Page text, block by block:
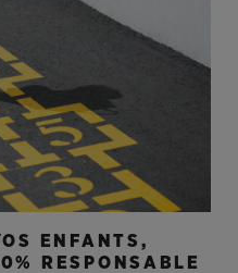
ENFANTS,
RESPONSABLE